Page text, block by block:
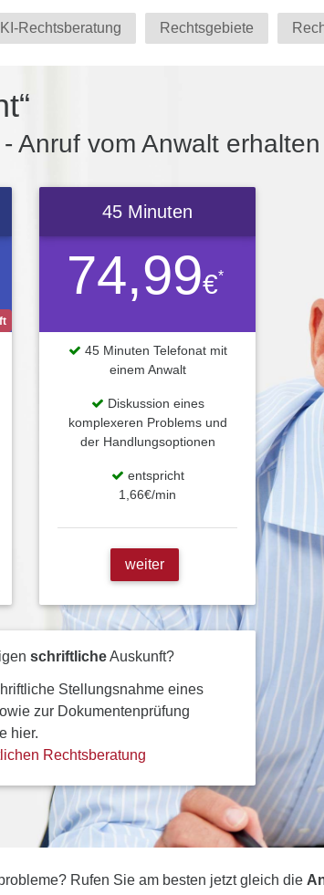
Rechtsberatung Rechtsgebiete
Anruf vom Anwalt erhalten
74,99€*
45 Minuten
45 Minuten Telefonat mit
einem Anwalt
Diskussion eines
komplexeren Problems und
der Handlungsoptionen
entspricht
1,66€/min
weiter
schriftlicheAuskunft?
Stellungsnahme eines
zur Dokumentenprüfung
hier.
Rechtsberatung
Rufen Sie am besten jetzt gleich die